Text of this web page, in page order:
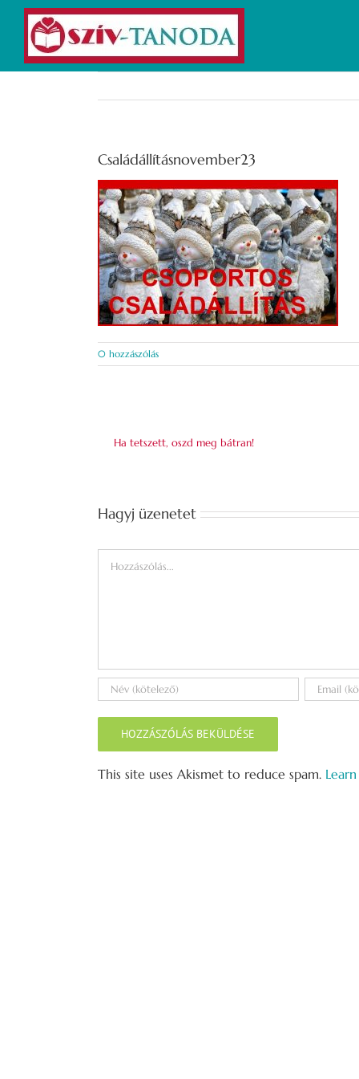
Kihagyás
Családállításnovember23
0 hozzászólás
Ha tetszett, oszd meg bátran!
Hagyj üzenetet
Hozzászólás
This site uses Akismet to reduce spam.